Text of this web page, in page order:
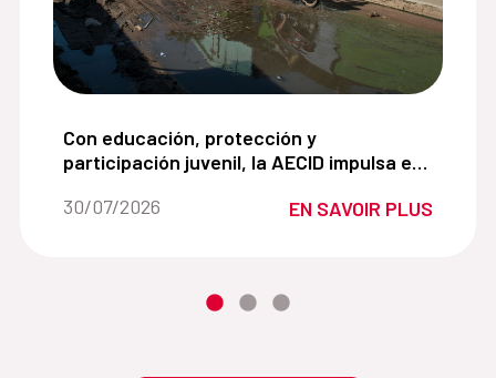
de la Secretaría de Género:
Con educación, protección y participación
Con educación, protección y
participación juvenil, la AECID impulsa en
Fecha de la noticia::
30/07/2026 EN SAVOIR PLUS